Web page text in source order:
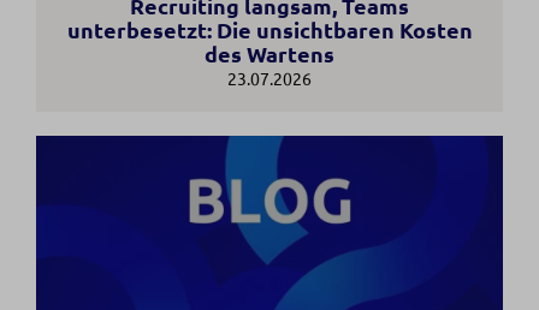
unterbesetzt: Die unsichtbaren Kosten
des Wartens
23.07.2026